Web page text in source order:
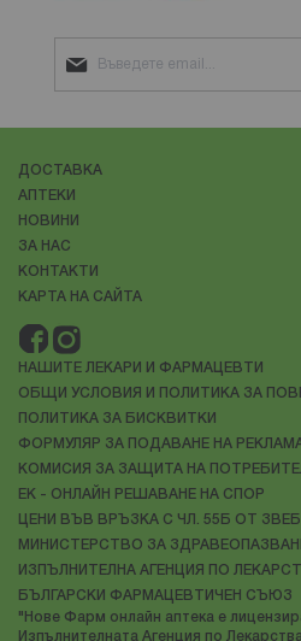
ДОСТАВКА
АПТЕКИ
НОВИНИ
ЗА НАС
КОНТАКТИ
КАРТА НА САЙТА
НАШИТЕ ЛЕКАРИ И ФАРМАЦЕВТИ
ОБЩИ УСЛОВИЯ И ПОЛИТИКА ЗА
ПОЛИТИКА ЗА БИСКВИТКИ
ФОРМУЛЯР ЗА ПОДАВАНЕ НА
КОМИСИЯ ЗА ЗАЩИТА НА
ЕК - ОНЛАЙН РЕШАВАНЕ НА СПОР
ЦЕНИ ВЪВ ВРЪЗКА С ЧЛ. 55Б ОТ ЗВЕБ
МИНИСТЕРСТВО ЗА
ИЗПЪЛНИТЕЛНА АГЕНЦИЯ ПО
БЪЛГАРСКИ ФАРМАЦЕВТИЧЕН СЪЮЗ
"Нове Фарм онлайн аптека е
Изпълнителната Агенция по